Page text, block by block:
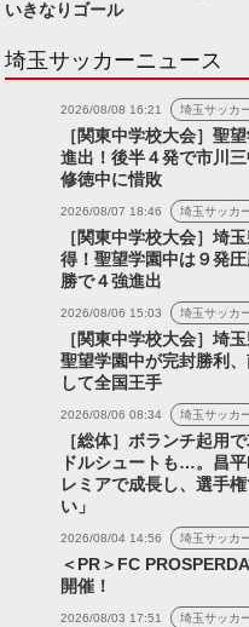
いきなりゴール
埼玉サッカーニュース
2026/08/08 16:21 埼玉サッカ
［関東中学校大会］聖
進出！後半４発で市川
修徳中に惜敗
2026/08/07 18:46 埼玉サッカ
［関東中学校大会］埼
得！聖望学園中は９発
勝で４強進出
2026/08/06 15:03 埼玉サッカ
［関東中学校大会］埼
聖望学園中が完封勝利
して全国王手
2026/08/06 08:34 埼玉サッカ
［総体］ボランチ起用
ドルシュートも…。昌
レミアで成長し、選手
い」
2026/08/04 14:56 埼玉サッカ
＜PR＞FC
開催！
2026/08/03 17:51 埼玉サッカ